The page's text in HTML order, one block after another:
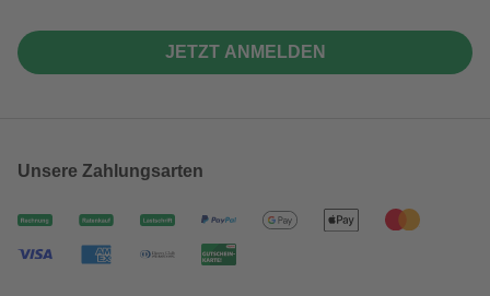
JETZT ANMELDEN
Unsere Zahlungsarten